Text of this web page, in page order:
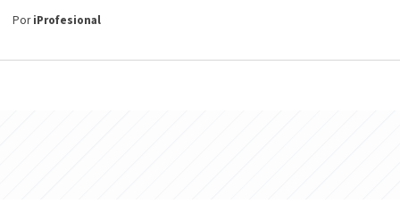
PoriProfesional